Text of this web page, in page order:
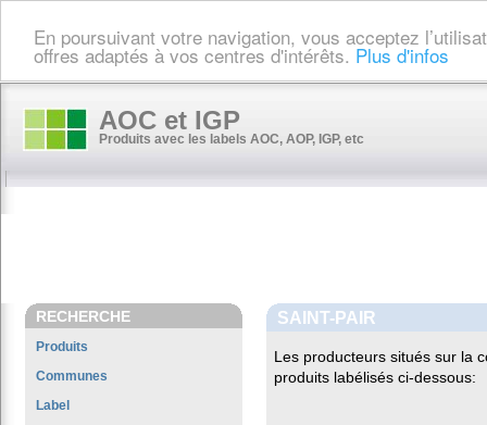
En poursuivant votre navigation, vous acceptez
offres adaptés à vos centres d'intérêts. Plus d'infos
AOC et IGP
Produits avec les labels AOC, AOP, IGP, etc
RECHERCHE
Produits
Communes
Label
SAINT-PAIR
Les producteurs situés sur la
produits labélisés ci-dessous: